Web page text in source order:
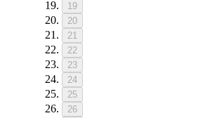
19
20
21
22
23
24
25
26